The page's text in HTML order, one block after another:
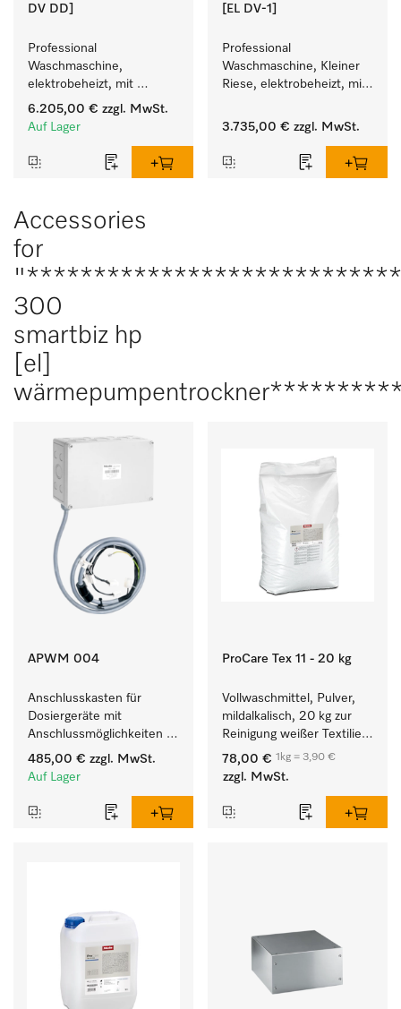
DV DD]
Professional
Waschmaschine,
elektrobeheizt, mit
Ablaufventil und
Waschmitteleinspülkasten,
Facility Management.
6.205,00 € zzgl. MwSt.
Auf Lager
[EL DV-1]
Professional
Waschmaschine, Kleiner
Riese, elektrobeheizt, mit
die Anforderungen im
Füllgewicht 6 kg.
3.735,00 € zzgl. MwSt.
Accessories
for
300
smartbiz hp
[el]
APWM 004
Anschlusskasten für
Dosiergeräte mit
Anschlussmöglichkeiten
für maximal 6
Dosierpumpen.
485,00 € zzgl. MwSt.
Auf Lager
ProCare Tex 11 - 20 kg
Vollwaschmittel, Pulver,
mildalkalisch, 20 kg zur
Reinigung weißer Textilien
und farbechter
Buntwäsche.
78,00 € 1kg = 3,90 €
zzgl. MwSt.